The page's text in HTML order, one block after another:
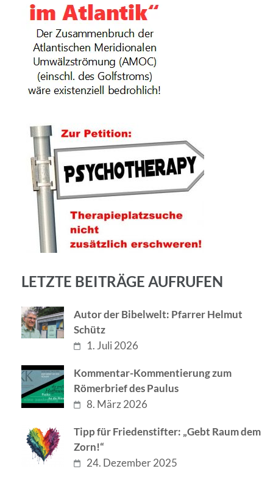
LETZTE BEITRÄGE AUFRUFEN
Autor der Bibelwelt: Pfarrer Helmut
Schütz
1. Juli 2026
Kommentar-Kommentierung zum
Römerbrief des Paulus
8. März 2026
Tipp für Friedenstifter: „Gebt Raum dem
Zorn!“
24. Dezember 2025